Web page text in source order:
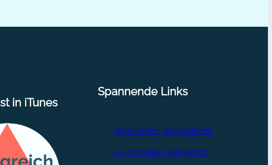
in iTunes
Spannende Links
Newsletter abonnieren
20-Minuten-Gespräch